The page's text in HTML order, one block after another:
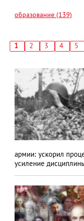
образование (139)
Текущая
1 Страница
2 Страница
3 4 5
армии: ускорил
усиление